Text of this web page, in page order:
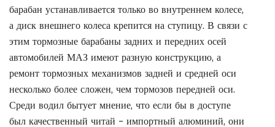
барабан устанавливается только во внутреннем колесе,
а диск внешнего колеса крепится на ступицу. В связи с
этим тормозные барабаны задних и передних осей
автомобилей МАЗ имеют разную конструкцию, а
ремонт тормозных механизмов задней и средней оси
несколько более сложен, чем тормозов передней оси.
Среди водил бытует мнение, что если бы в доступе
был качественный читай – импортный алюминий, они